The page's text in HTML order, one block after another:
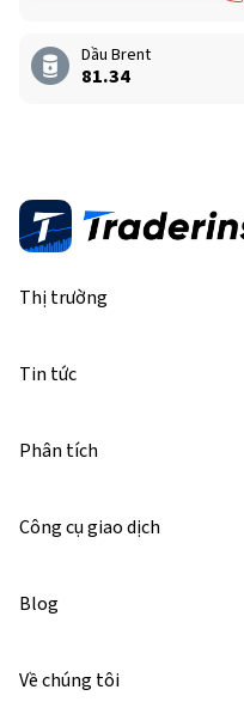
Dầu Brent
81.34
Thị trường
Tin tức
Phân tích
Công cụ giao dịch
Blog
Về chúng tôi